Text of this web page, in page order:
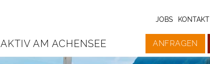
AKTIV AM ACHENSEE ANFRAGEN
JOBS KONTAKT